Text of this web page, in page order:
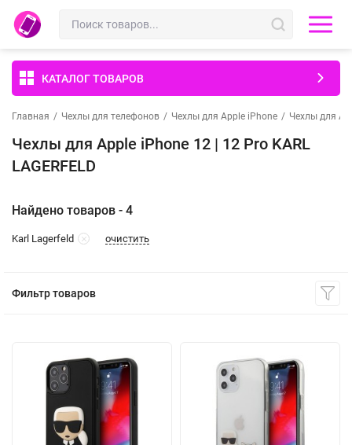
КАТАЛОГ ТОВАРОВ
Главная / Чехлы для телефонов / Чехлы для Apple iPhone / Чехлы для
Чехлы для Apple iPhone 12 | 12 Pro KARL
LAGERFELD
Найдено товаров - 4
Karl Lagerfeld очистить
Фильтр товаров